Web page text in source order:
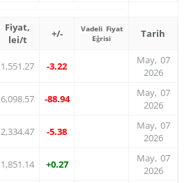
Fiyat,
lei/t
+/-
Vadeli Fiyat
Eğrisi
Tarih
1,551.27 -3.22
May, 07
2026
6,098.57 -88.94
May, 07
2026
2,334.47 -5.38
May, 07
2026
1,851.14 +0.27
May, 07
2026